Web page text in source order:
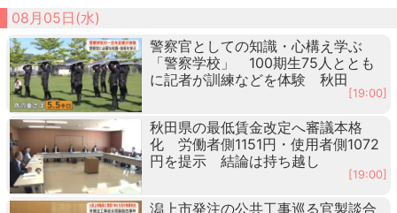
08月05日(水)
警察官としての知識・心構え学ぶ
「警察学校」 100期生75人ととも
に記者が訓練などを体験 秋田
[19:00]
秋田県の最低賃金改定へ審議本格
化 労働者側1151円・使用者側1072
円を提示 結論は持ち越し
[19:00]
潟上市発注の公共工事巡る官製談合